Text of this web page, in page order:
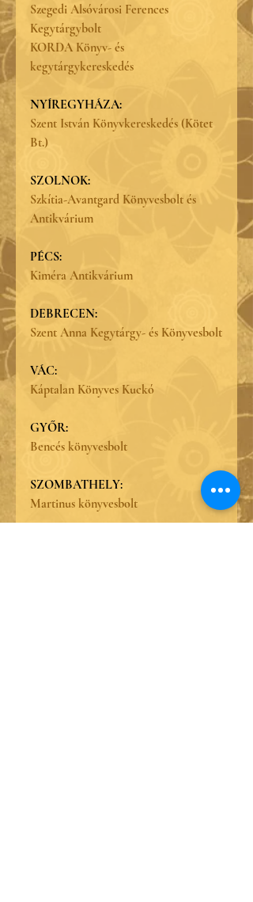
Szegedi Alsóvárosi Ferences
Kegytárgybolt
KORDA Könyv- és
kegytárgykereskedés
NYÍREGYHÁZA:
Szent István Könyvkereskedés (Kötet
Bt.)
SZOLNOK:
Szkítia-Avantgard Könyvesbolt és
Antikvárium
PÉCS:
Kiméra Antikvárium
DEBRECEN:
Szent Anna Kegytárgy- és Könyvesbolt
VÁC:
Káptalan Könyves Kuckó
GYŐR:
Bencés könyvesbolt
SZOMBATHELY:
Martinus könyvesbolt